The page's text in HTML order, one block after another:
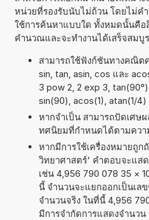
หน่วยที่รองรับนับไม่ถ้วน โดยไม่ค
ใช้การค้นหาแบบใด ทั้งหมดนั้นคือ
คำนวณและจะทำงานได้เสร็จสมบู
สามารถใช้ฟังก์ชันทางคณิต
sin, tan, asin, cos และ
3 pow 2, 2 exp 3,
sin(90), acos(1), atan(1/
หากจำเป็น สามารถปัดเศษ
ทศนิยมที่กำหนดได้ตามควา
หากมีการใช้เครื่องหมายถู
วิทยาศาสตร์' คำตอบจะแสด
เช่น 4,956 790 078 35 ×
นี้ จำนวนจะแยกออกเป็นเล
จำนวนจริง ในที่นี้ 4,956
มีการจำกัดการแสดงจำนว